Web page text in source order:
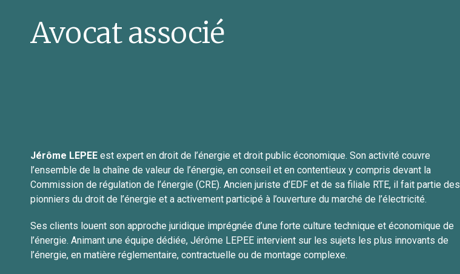
Avocat associé
Jérôme LEPEE est expert en droit de l’énergie et droit public économique. Son activité couvre
l’ensemble de la chaîne de valeur de l’énergie, en conseil et en contentieux y compris devant la
Commission de régulation de l’énergie (CRE). Ancien juriste d’EDF et de sa filiale RTE, il fait partie des
pionniers du droit de l’énergie et a activement participé à l’ouverture du marché de l’électricité.
Ses clients louent son approche juridique imprégnée d’une forte culture technique et économique de
l’énergie. Animant une équipe dédiée, Jérôme LEPEE intervient sur les sujets les plus innovants de
l’énergie, en matière réglementaire, contractuelle ou de montage complexe.